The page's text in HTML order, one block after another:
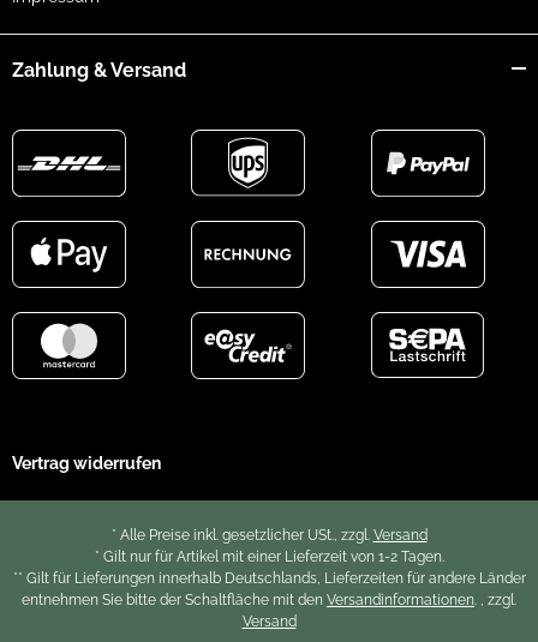
Zahlung & Versand
Vertrag widerrufen
* Alle Preise inkl. gesetzlicher USt., zzgl. Versand
* Gilt nur für Artikel mit einer Lieferzeit von 1-2 Tagen.
** Gilt für Lieferungen innerhalb Deutschlands, Lieferzeiten für andere Länder
entnehmen Sie bitte der Schaltfläche mit den Versandinformationen. , zzgl.
Versand